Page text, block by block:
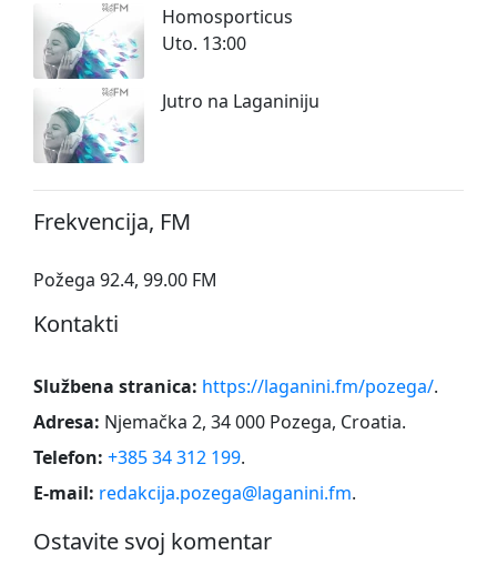
Homosporticus
Uto. 13:00
Jutro na Laganiniju
Frekvencija, FM
Požega 92.4, 99.00 FM
Kontakti
Službena stranica: https://laganini.fm/pozega/.
Adresa: Njemačka 2, 34 000 Pozega, Croatia.
Telefon: +385 34 312 199.
E-mail: redakcija.pozega@laganini.fm.
Ostavite svoj komentar